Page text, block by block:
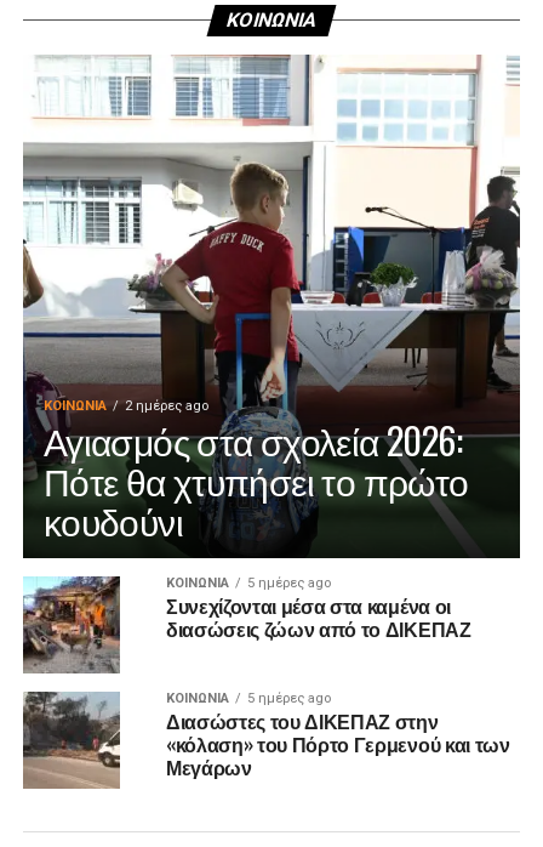
ΚΟΙΝΩΝΙΑ
ΚΟΙΝΩΝΊΑ 2 ημέρες ago
Αγιασμός στα σχολεία 2026:
Πότε θα χτυπήσει το πρώτο
κουδούνι
ΚΟΙΝΩΝΊΑ 5 ημέρες ago
Συνεχίζονται μέσα στα καμένα οι
διασώσεις ζώων από το ΔΙΚΕΠΑΖ
ΚΟΙΝΩΝΊΑ 5 ημέρες ago
Διασώστες του ΔΙΚΕΠΑΖ στην
«κόλαση» του Πόρτο Γερμενού και των
Μεγάρων